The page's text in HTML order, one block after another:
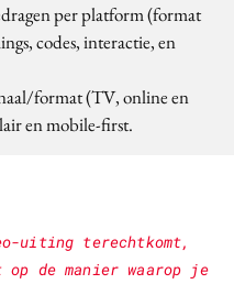
per platform (format
codes, interactie, en
format (TV, online en
en mobile-first.
uiting terechtkomt,
de manier waarop je